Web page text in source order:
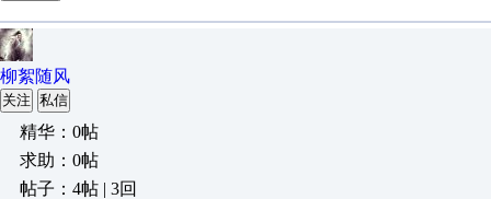
柳絮随风
关注 私信
精华：0帖
求助：0帖
帖子：4帖 | 3回